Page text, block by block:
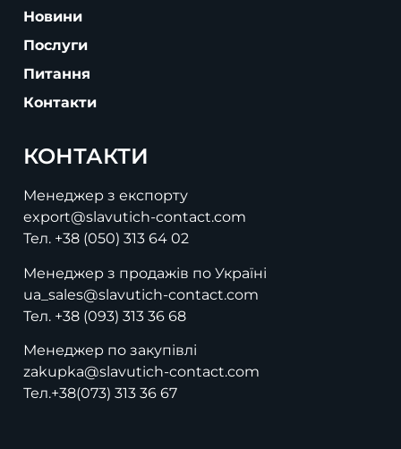
Новини
Послуги
Питання
Контакти
КОНТАКТИ
Менеджер з експорту
export@slavutich-contact.com
Тел. +38 (050) 313 64 02
Менеджер з продажів по Україні
ua_sales@slavutich-contact.com
Тел. +38 (093) 313 36 68
Менеджер по закупівлі
zakupka@slavutich-contact.com
Тел.+38(073) 313 36 67